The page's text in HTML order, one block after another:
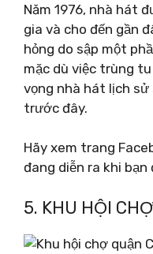
Năm 1976, nhà hát
gia và cho đến gần
hỏng do sập một
mặc dù việc trùng
vọng nhà hát lịch
trước đây.
Hãy xem trang
đang diễn ra khi
5. KHU HỘI